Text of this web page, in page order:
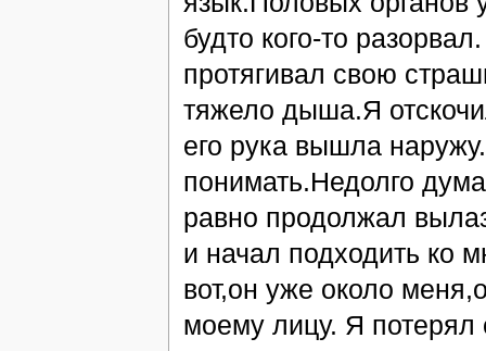
будто кого-то
протягивал свою
тяжело дыша.Я
его рука вышла
понимать.Недолго
равно продолжал
и начал подходить ко
вот,он уже около
моему лицу. Я потерял